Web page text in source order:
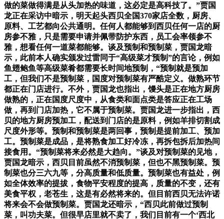
做的菜做得满是从头加热的味道，这必定是高科技了。”贾国
龙正在采访中暗示，明天起头西贝全国370家店全数，厨房、
原料、工艺都向公共通明。任何人都能够到西贝任何一店的厨
房参不雅，只是需要申请并佩带防护东西，员工会率领参不
雅，想看任何一道菜都能够。谈及预制和预制菜，贾国龙暗
示，此前本人确实颁发过雷同于“高级菜才预制”的言论，例如
鱼翅鲍鱼等高级菜肴都需要长时间地预制，“预制就是预加
工，但我们不是预制菜，国度对预制菜有严酷定义。做熟环节
都正在门店进行。不外，贾国龙也指出，馒头是正在地方厨房
做熟的，正在国度尺度中，从食类和面点类是答应正在工场
做，再到门店加热，它不属于预制菜。贾国龙进一步指出，西
贝的地方厨房预加工，配送到门店的是原料，例如羊排切割成
尺度外形等。预制和预制菜是两回事，预制是提前加工、预加
工。预制菜是成品，是将熟食加工好冷冻，再拆包拆后加热间
接食用。“预制菜将来必然是大趋向。”谈及对预制菜的见地，
贾国龙暗示，西贝目前虽然不消预制菜，但也不黑预制菜。预
制菜也分三六九等，分高质量和低质量。预制菜也有益处，例
如全体效率的提拔，食物平安程度的提高，质量的不变，还有
美食平权，老苍生，这是有必然将来的。但目前西贝无法许诺
将来会不会做预制菜。贾国龙还暗示，“西贝此前做过预制
菜，叫功夫菜。但很早店里就不卖了，我们目前有一个‘西北